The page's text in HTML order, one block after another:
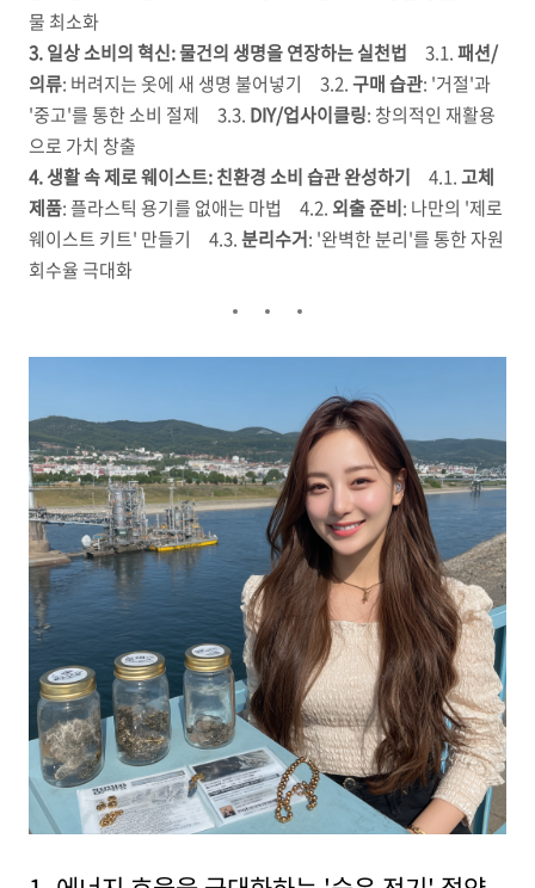
물 최소화
3. 일상 소비의 혁신: 물건의 생명을 연장하는 실천법 3.1.패션/
의류: 버려지는 옷에 새 생명 불어넣기 3.2.구매 습관: '거절'과
'중고'를 통한 소비 절제 3.3. DIY/업사이클링: 창의적인 재활용
으로 가치 창출
4. 생활 속 제로 웨이스트: 친환경 소비 습관 완성하기 4.1.고체
제품: 플라스틱 용기를 없애는 마법 4.2. 외출 준비: 나만의 '제로
웨이스트 키트' 만들기 4.3.분리수거: '완벽한 분리'를 통한 자원
회수율 극대화